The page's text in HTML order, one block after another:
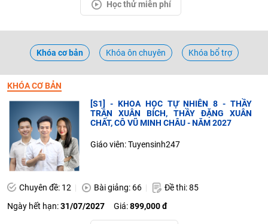
Học thử miễn phí
Khóa cơ bản Khóa ôn chuyên Khóa bổ trợ
KHÓA CƠ BẢN
[S1] - KHOA HỌC TỰ NHIÊN 8 - THẦY
TRẦN XUÂN BÍCH, THẦY ĐẶNG XUÂN
CHẤT, CÔ VŨ MINH CHÂU - NĂM 2027
Giáo viên: Tuyensinh247
Chuyên đề: 12 Bài giảng: 66
Đề thi: 85
Ngày hết hạn:31/07/2027 Giá:899,000 đ